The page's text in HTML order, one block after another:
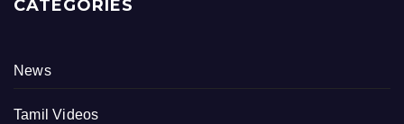
CATEGORIES
News
Tamil Videos